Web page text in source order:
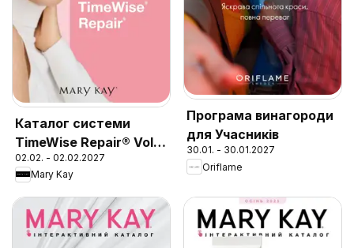
Каталог системи
TimeWise Repair® Volu-
Firm®
02.02. - 02.02.2027
Mary Kay
Програма винагороди
для Учасників
30.01. - 30.01.2027
Oriflame